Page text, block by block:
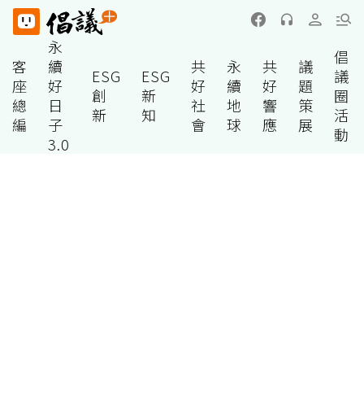
客
座
總
編
永
續
好
日
子
3.0
ESG
創
新
ESG
新
知
共
好
社
會
永
續
地
球
共
好
響
應
議
題
策
展
倡
議
圈
活
動